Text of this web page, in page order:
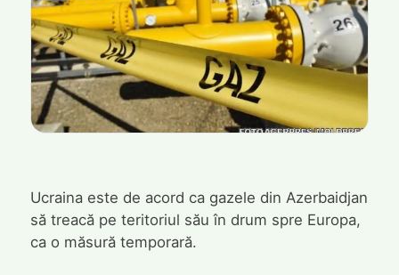
Ucraina este de acord ca gazele din Azerbaidjan
să treacă pe teritoriul său în drum spre Europa,
ca o măsură temporară.